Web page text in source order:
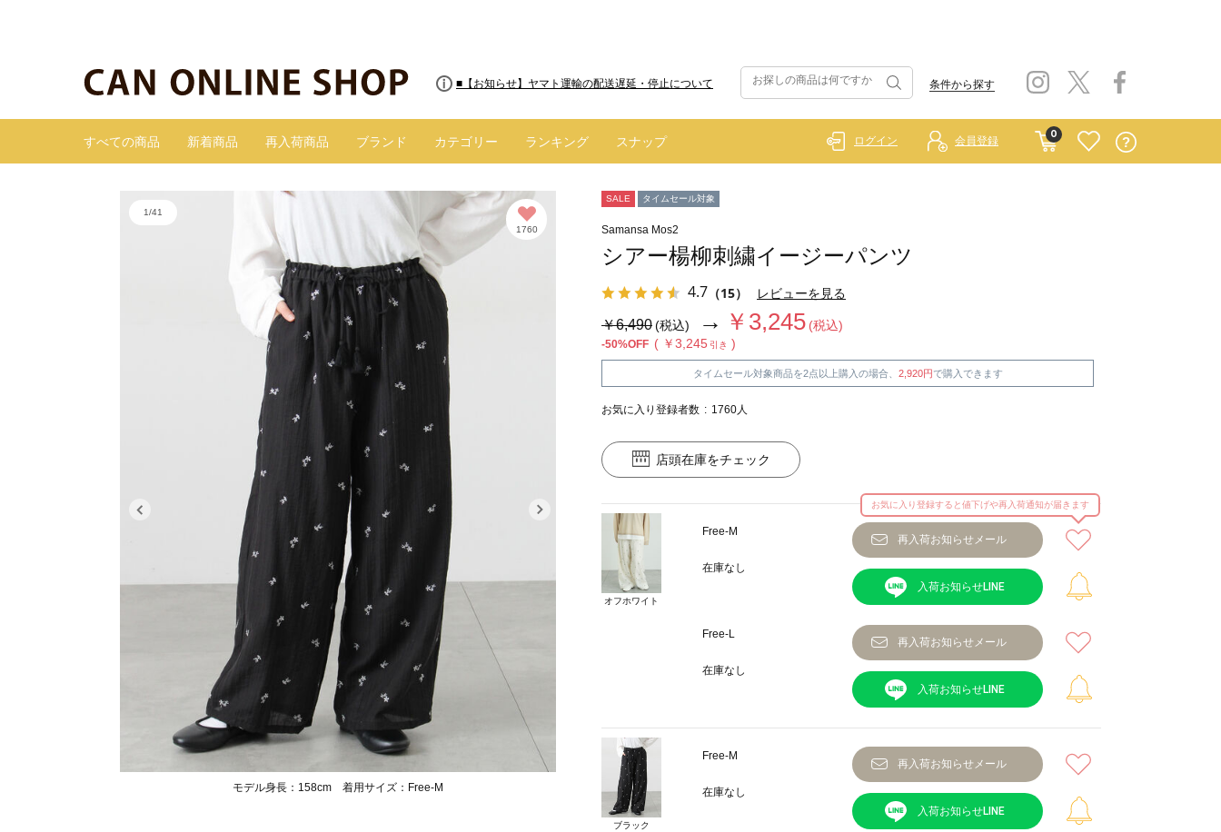
■【お知らせ】ヤマト運輸の配送遅延・停止について 条件から探す
すべての商品 新着商品 再入荷商品 ブランド カテゴリー ランキング スナップ
0
ログイン 会員登録
1/41
モデル身長：158cm 着用サイズ：Free-M
カラー：オフホワイト
モデル身長：151cm 着用サイズ：Free-M
1760
SALE タイムセール対象
Samansa Mos2
シアー楊柳刺繍イージーパンツ
4.7 （15） レビューを見る
￥6,490(税込) → ￥3,245 (税込)
-50%OFF ( ￥3,245 引き )
タイムセール対象商品を2点以上購入の場合、 2,920円で購入できます
お気に入り登録者数 1760人
店頭在庫をチェック
お気に入り登録すると値下げや再入荷通知が届きます
オフホワイト
Free-M
在庫なし
再入荷お知らせメール
Free-L
在庫なし
再入荷お知らせメール
ブラック
Free-M
在庫なし
再入荷お知らせメール